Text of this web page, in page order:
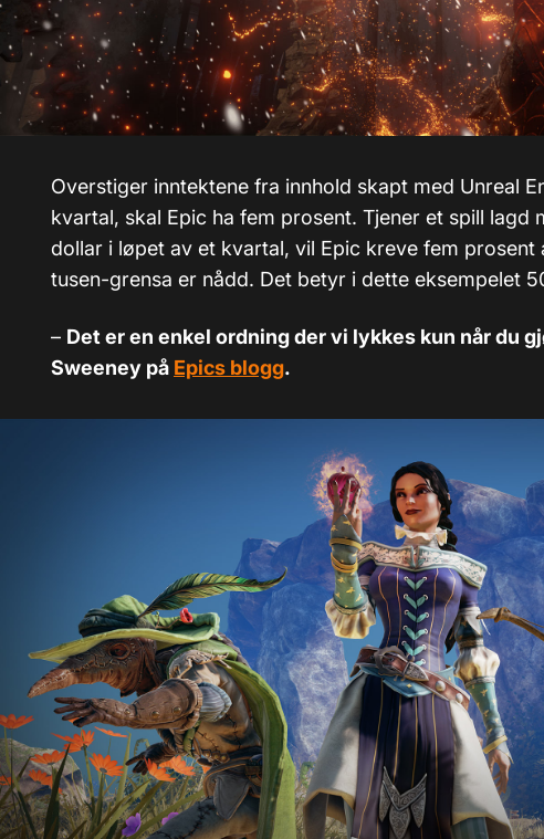
Overstiger inntektene fra innhold skapt med Unreal
kvartal, skal Epic ha fem prosent. Tjener et spill lagd
dollar i løpet av et kvartal, vil Epic kreve fem
tusen-grensa er nådd. Det betyr i dette eksempelet
– Det er en enkel ordning der vi lykkes kun når du
Sweeney på Epics blogg.